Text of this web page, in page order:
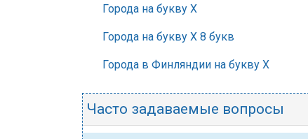
Города на букву Х
Города на букву Х 8 букв
Города в Финляндии на букву Х
Часто задаваемые вопросы